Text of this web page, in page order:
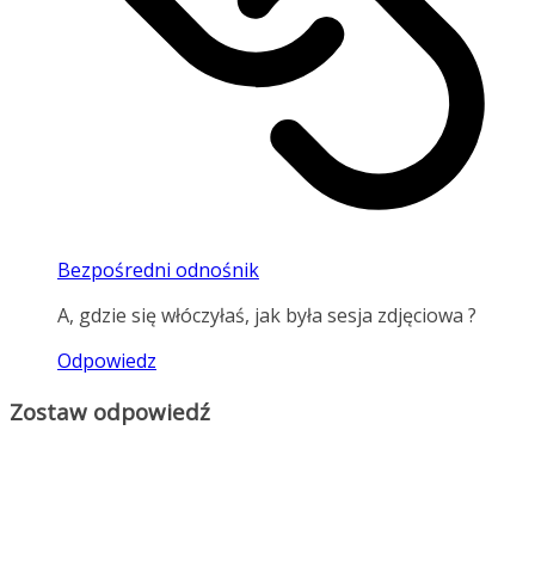
Bezpośredni odnośnik
A, gdzie się włóczyłaś, jak była sesja zdjęciowa ?
Odpowiedz
Zostaw odpowiedź